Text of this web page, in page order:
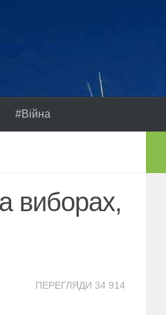
#Війна
виборах,
ПЕРЕГЛЯДИ 34 914